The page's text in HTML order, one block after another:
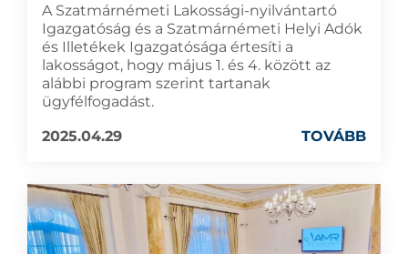
A Szatmárnémeti Lakossági-nyilvántartó
Igazgatóság és a Szatmárnémeti Helyi Adók
és Illetékek Igazgatósága értesíti a
lakosságot, hogy május 1. és 4. között az
alábbi program szerint tartanak
ügyfélfogadást.
2025.04.29
TOVÁBB